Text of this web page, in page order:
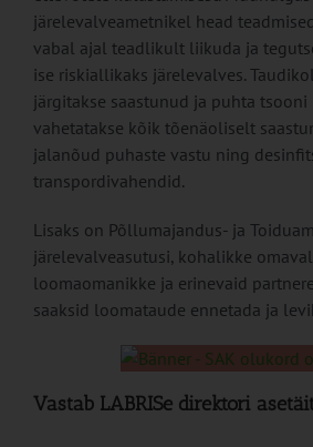
järelevalveametnikel head
vabal ajal teadlikult liikuda ja
ise riskiallikaks järelevalves.
järgitakse saastunud ja puhta tsooni
vahetatakse kõik tõenäoliselt
jalanõud puhaste vastu ning
transpordivahendid.
Lisaks on Põllumajandus- ja
järelevalveasutusi, kohalikke
loomaomanikke ja erinevaid
saaksid loomataude ennetada ja
Vastab LABRISe direktori